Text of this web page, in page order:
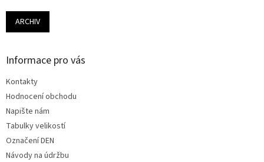
ARCHIV
Informace pro vás
Kontakty
Hodnocení obchodu
Napište nám
Tabulky velikostí
Označení DEN
Návody na údržbu